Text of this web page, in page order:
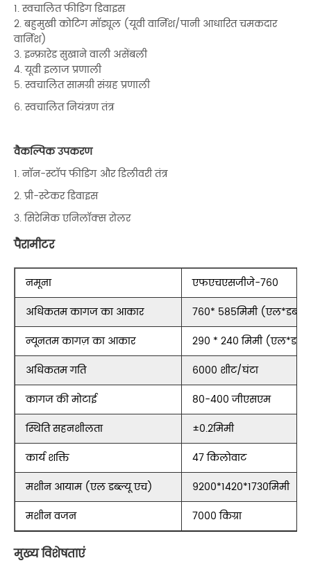
1. स्वचालित फीडिंग डिवाइस
2. बहुमुखी कोटिंग मॉड्यूल (यूवी वार्निश/पानी आधारित चमकदार
वार्निश)
3. इन्फ्रारेड सुखाने वाली असेंबली
4. यूवी इलाज प्रणाली
5. स्वचालित सामग्री संग्रह प्रणाली
6. स्वचालित नियंत्रण तंत्र
वैकल्पिक उपकरण
1. नॉन-स्टॉप फीडिंग और डिलीवरी तंत्र
2. प्री-स्टेकर डिवाइस
3. सिरेमिक एनिलॉक्स रोलर
पैरामीटर
नमूना
एफएचएसजीजे-760
अधिकतम कागज का आकार
760* 585मिमी
न्यूनतम कागज़ का आकार
290 * 240 मिमी
अधिकतम गति
6000 शीट/घंटा
कागज की मोटाई
80-400 जीएसएम
स्थिति सहनशीलता
±0.2मिमी
कार्य शक्ति
47 किलोवाट
मशीन आयाम (एल डब्ल्यू एच)
9200*1420*1730मिमी
मशीन वजन
7000 किग्रा
मुख्य विशेषताएं